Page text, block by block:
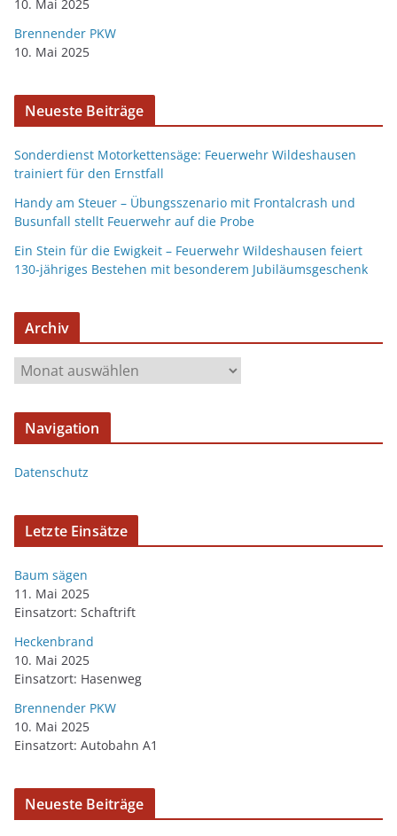
10. Mai 2025
Brennender PKW
10. Mai 2025
Neueste Beiträge
Sonderdienst Motorkettensäge: Feuerwehr Wildeshausen
trainiert für den Ernstfall
Handy am Steuer – Übungsszenario mit Frontalcrash und
Busunfall stellt Feuerwehr auf die Probe
Ein Stein für die Ewigkeit – Feuerwehr Wildeshausen feiert
130-jähriges Bestehen mit besonderem Jubiläumsgeschenk
Archiv
Navigation
Datenschutz
Letzte Einsätze
Baum sägen
11. Mai 2025
Einsatzort: Schaftrift
Heckenbrand
10. Mai 2025
Einsatzort: Hasenweg
Brennender PKW
10. Mai 2025
Einsatzort: Autobahn A1
Neueste Beiträge